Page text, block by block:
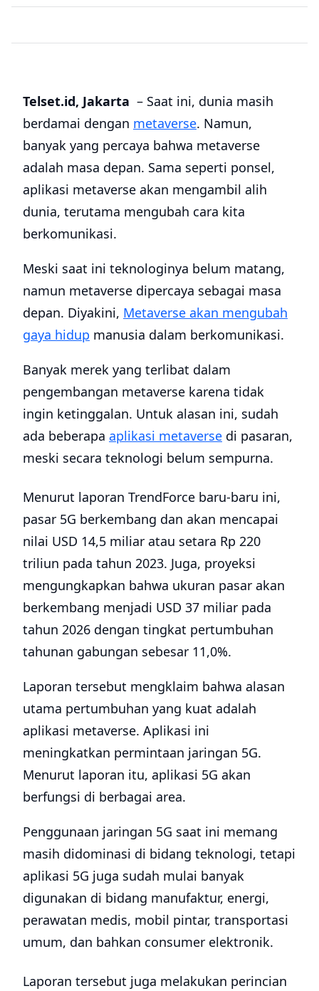
Telset.id, Jakarta – Saat ini, dunia masih
berdamai dengan metaverse. Namun,
banyak yang percaya bahwa metaverse
adalah masa depan. Sama seperti ponsel,
aplikasi metaverse akan mengambil alih
dunia, terutama mengubah cara kita
berkomunikasi.
Meski saat ini teknologinya belum matang,
namun metaverse dipercaya sebagai masa
depan. Diyakini, Metaverse akan mengubah
gaya hidup manusia dalam berkomunikasi.
Banyak merek yang terlibat dalam
pengembangan metaverse karena tidak
ingin ketinggalan. Untuk alasan ini, sudah
ada beberapa aplikasi metaverse di pasaran,
meski secara teknologi belum sempurna.
Menurut laporan TrendForce baru-baru ini,
pasar 5G berkembang dan akan mencapai
nilai USD 14,5 miliar atau setara Rp 220
triliun pada tahun 2023. Juga, proyeksi
mengungkapkan bahwa ukuran pasar akan
berkembang menjadi USD 37 miliar pada
tahun 2026 dengan tingkat pertumbuhan
tahunan gabungan sebesar 11,0%.
Laporan tersebut mengklaim bahwa alasan
utama pertumbuhan yang kuat adalah
aplikasi metaverse. Aplikasi ini
meningkatkan permintaan jaringan 5G.
Menurut laporan itu, aplikasi 5G akan
berfungsi di berbagai area.
Penggunaan jaringan 5G saat ini memang
masih didominasi di bidang teknologi, tetapi
aplikasi 5G juga sudah mulai banyak
digunakan di bidang manufaktur, energi,
perawatan medis, mobil pintar, transportasi
umum, dan bahkan consumer elektronik.
Laporan tersebut juga melakukan perincian